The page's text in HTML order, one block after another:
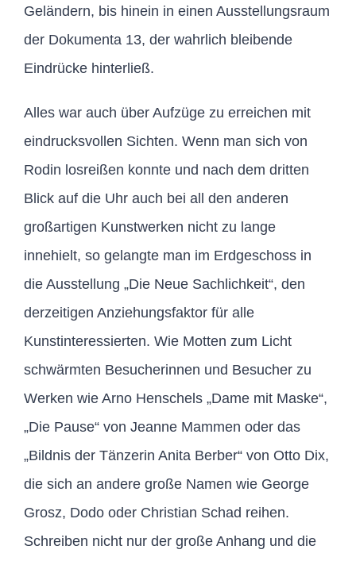
Geländern, bis hinein in einen Ausstellungsraum
der Dokumenta 13, der wahrlich bleibende
Eindrücke hinterließ.
Alles war auch über Aufzüge zu erreichen mit
eindrucksvollen Sichten. Wenn man sich von
Rodin losreißen konnte und nach dem dritten
Blick auf die Uhr auch bei all den anderen
großartigen Kunstwerken nicht zu lange
innehielt, so gelangte man im Erdgeschoss in
die Ausstellung „Die Neue Sachlichkeit“, den
derzeitigen Anziehungsfaktor für alle
Kunstinteressierten. Wie Motten zum Licht
schwärmten Besucherinnen und Besucher zu
Werken wie Arno Henschels „Dame mit Maske“,
„Die Pause“ von Jeanne Mammen oder das
„Bildnis der Tänzerin Anita Berber“ von Otto Dix,
die sich an andere große Namen wie George
Grosz, Dodo oder Christian Schad reihen.
Schreiben nicht nur der große Anhang und die